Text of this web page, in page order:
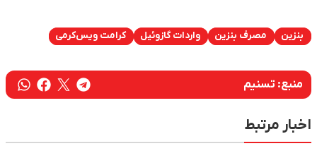
بنزین مصرف بنزین واردات گازوئیل کرامت ویس‌کرمی
منبع: تسنیم
اخبار مرتبط